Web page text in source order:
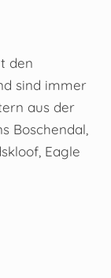
den
sind immer
aus der
Boschendal,
Eagle